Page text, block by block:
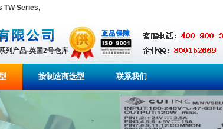
TW Series,
列产品-英国2号仓库
按制造商选型 联系我们